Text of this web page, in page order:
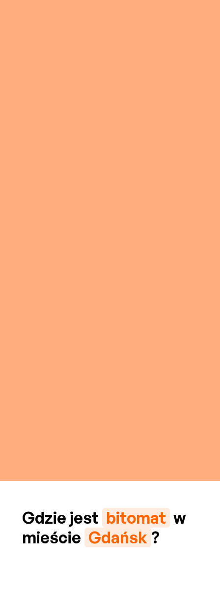
Gdzie jest bitomat w
mieście Gdańsk ?